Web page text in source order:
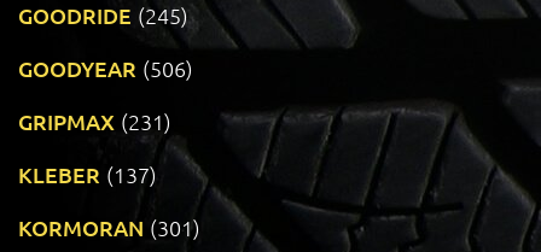
GOODRIDE (245)
GOODYEAR (506)
GRIPMAX (231)
KLEBER (137)
KORMORAN (301)